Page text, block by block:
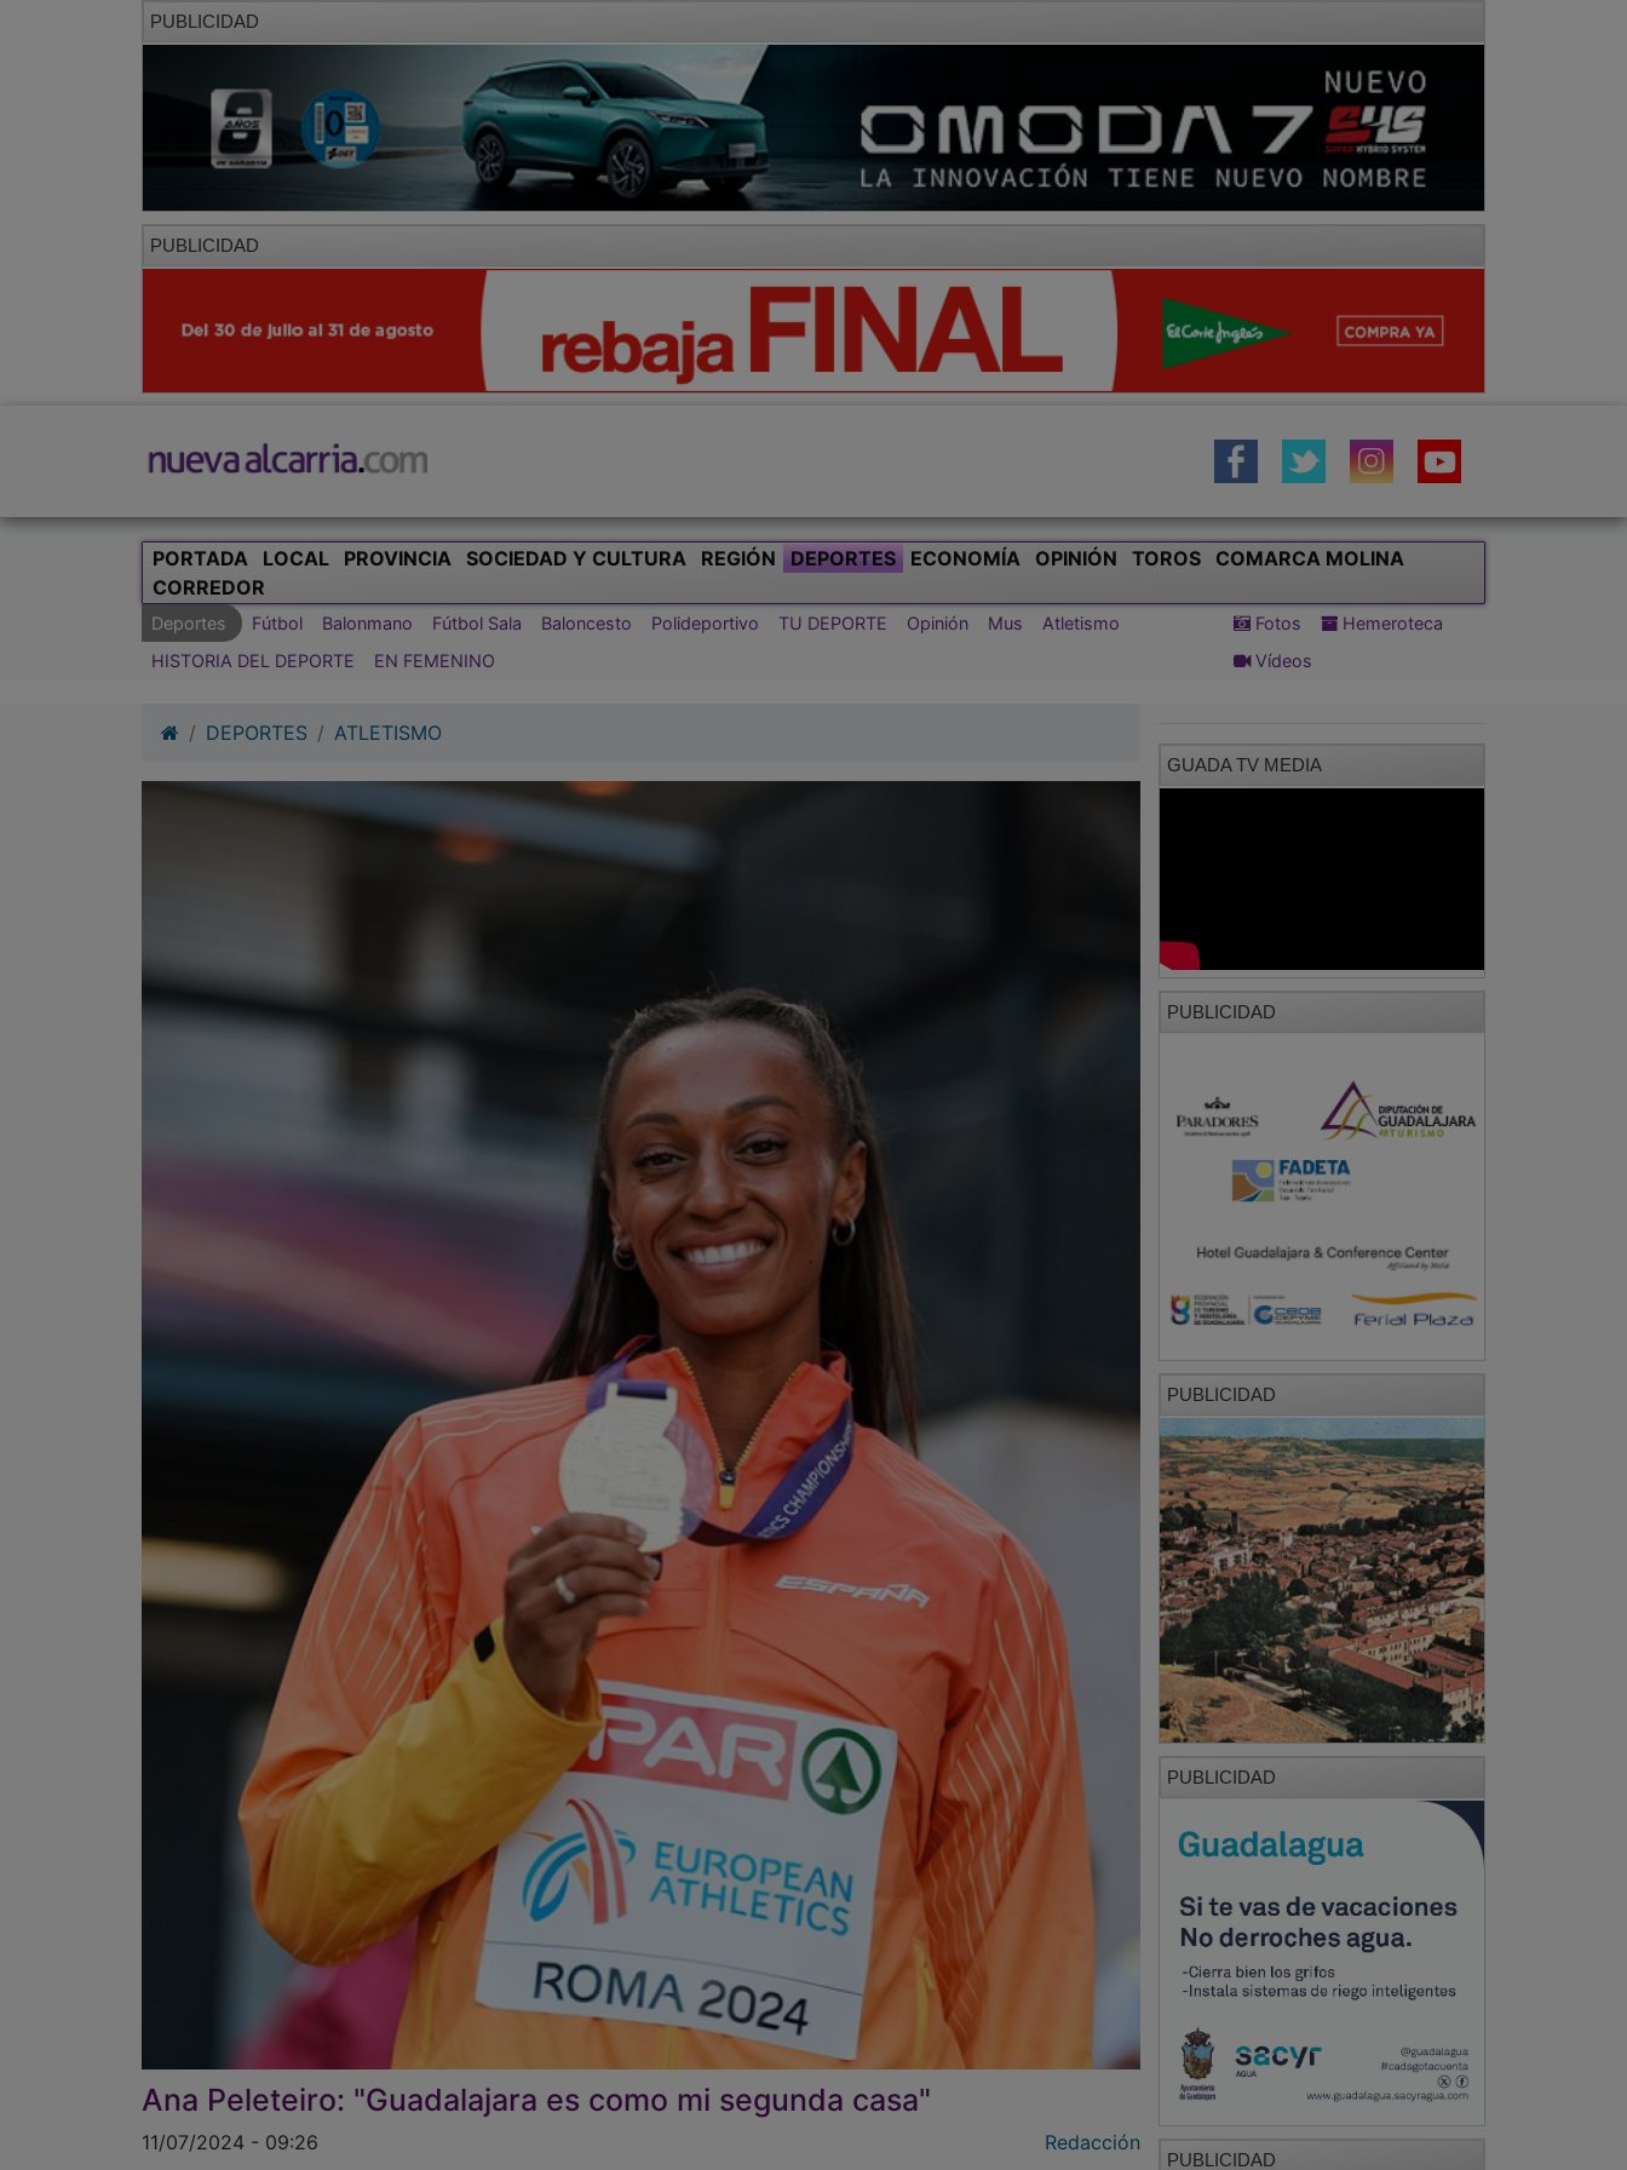
PUBLICIDAD
PUBLICIDAD
PORTADA LOCAL PROVINCIA SOCIEDAD Y CULTURA REGIÓN DEPORTES ECONOMÍA OPINIÓN TOROS
COMARCA MOLINA
CORREDOR
Deportes Fútbol Balonmano Fútbol Sala Baloncesto Polideportivo TU DEPORTE Opinión Mus
Atletismo
HISTORIA DEL DEPORTE
EN FEMENINO
Fotos
Hemeroteca
Vídeos
DEPORTES ATLETISMO
Ana Peleteiro: "Guadalajara es como mi segunda casa"
11/07/2024 - 09:26 Redacción
GUADA TV MEDIA
PUBLICIDAD
PUBLICIDAD
PUBLICIDAD
PUBLICIDAD